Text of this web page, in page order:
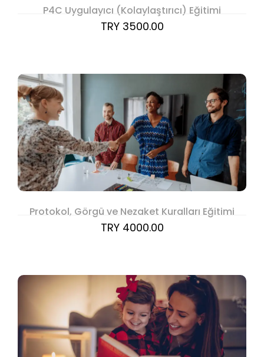
P4C Uygulayıcı (Kolaylaştırıcı) Eğitimi
TRY 3500.00
Protokol, Görgü ve Nezaket Kuralları Eğitimi
TRY 4000.00